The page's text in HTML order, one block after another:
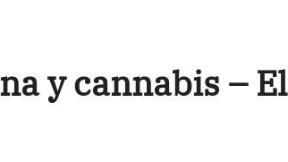
y cannabis – El